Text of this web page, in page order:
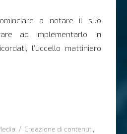
a notare il suo
ad implementarlo in
l’uccello mattiniero
le tue papere di Pinterest”
Tags
Creazione di contenuti,